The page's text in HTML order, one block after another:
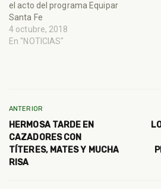
el acto del programa Equipar
Santa Fe
4 octubre, 2018
En "NOTICIAS"
ANTERIOR
HERMOSA TARDE EN
CAZADORES CON
TÍTERES, MATES Y MUCHA
RISA